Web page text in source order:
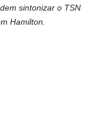
sintonizar o TSN
Hamilton.